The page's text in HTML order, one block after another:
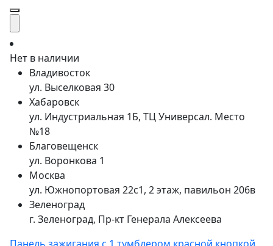
Нет в наличии
Владивосток
ул. Выселковая 30
Хабаровск
ул. Индустриальная 1Б, ТЦ Универсал. Место
№18
Благовещенск
ул. Воронкова 1
Москва
ул. Южнопортовая 22с1, 2 этаж, павильон 206в
Зеленоград
г. Зеленоград, Пр-кт Генерала Алексеева